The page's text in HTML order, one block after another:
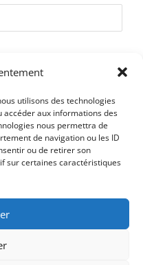
utilisons des technologies
accéder aux informations des
nous permettra de
de navigation ou les ID
ou de retirer son
sur certaines caractéristiques
?